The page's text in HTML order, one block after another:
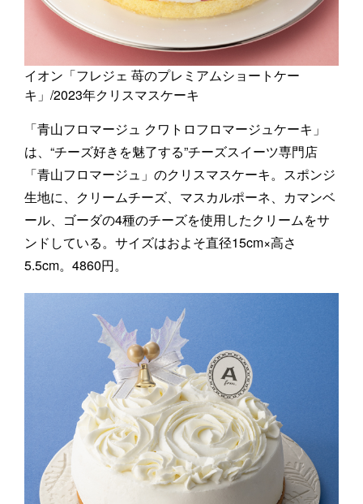
イオン「フレジェ 苺のプレミアムショートケー
キ」/2023年クリスマスケーキ
「青山フロマージュ クワトロフロマージュケーキ」
は、“チーズ好きを魅了する”チーズスイーツ専門店
「青山フロマージュ」のクリスマスケーキ。スポンジ
生地に、クリームチーズ、マスカルポーネ、カマンベ
ール、ゴーダの4種のチーズを使用したクリームをサ
ンドしている。サイズはおよそ直径15cm×高さ
5.5cm。4860円。